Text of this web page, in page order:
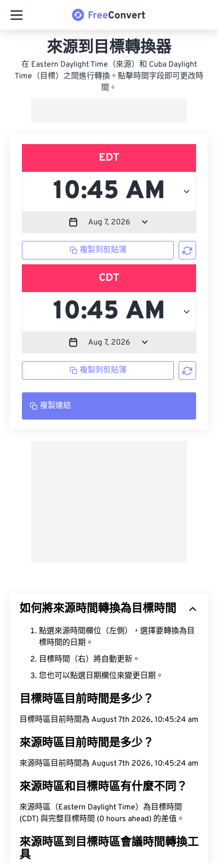
來源到目標轉換器
在 Eastern Daylight Time（來源）和 Cuba Daylight
Time（目標）之間進行轉換。點擊時間字段即可更改時
間。
EDT
複製到剪貼簿
CDT
複製到剪貼簿
複製連結
如何將來源時間轉換為目標時間
點選來源時間欄位（左側），選擇要轉換為目
標時間的日期。
目標時間（右）將自動更新。
您也可以點選日期欄位來變更日期。
目標時區目前時間是多少？
目標時區目前時間為 August 7th 2026, 10:45:25 am
來源時區目前時間是多少？
來源時區目前時間為 August 7th 2026, 10:45:25 am
來源時區和目標時區有什麼不同？
來源時區（Eastern Daylight Time）為目標時間
(CDT) 與完整目標時間 (0 hours ahead) 的差值。
來源時區到目標時區會議時間轉換工
具